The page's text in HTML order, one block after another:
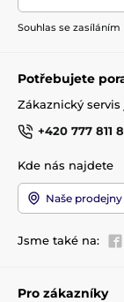
Souhlas se
Potřebujete
Zákaznický
+420 777 811
Kde nás najdete
Naše prodejny
Jsme také na:
Pro zákazníky